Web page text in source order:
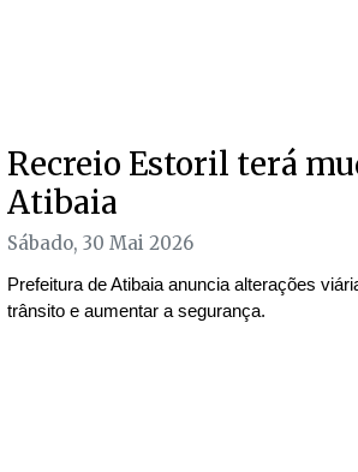
Recreio Estoril terá
Atibaia
Sábado, 30 Mai 2026
Prefeitura de Atibaia anuncia alterações
trânsito e aumentar a segurança.